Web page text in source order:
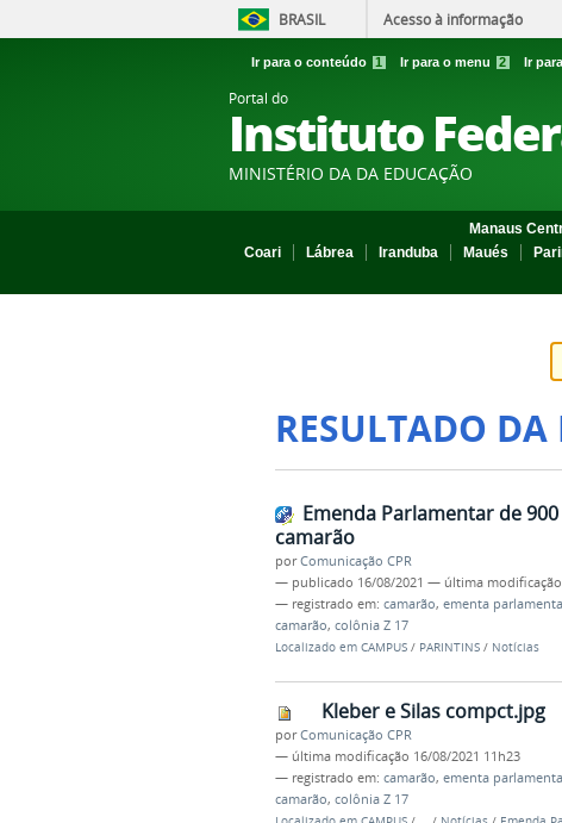
BRASIL Acesso à informação
Ir para o conteúdo 1 Ir para o menu 2 Ir
Portal do
Instituto
MINISTÉRIO DA DA EDUCAÇÃO
Manaus
Coari
Lábrea Iranduba Maués
RESULTADO DA
Emenda Parlamentar de
camarão
porComunicação CPR
— publicado 16/08/2021 — última modificação
— registrado em: camarão, ementa
camarão, colônia Z 17
Localizado em CAMPUS / PARINTINS / Notícias
Kleber e Silas compct.jpg
porComunicação CPR
— última modificação 16/08/2021 11h23
— registrado em: camarão, ementa
camarão, colônia Z 17